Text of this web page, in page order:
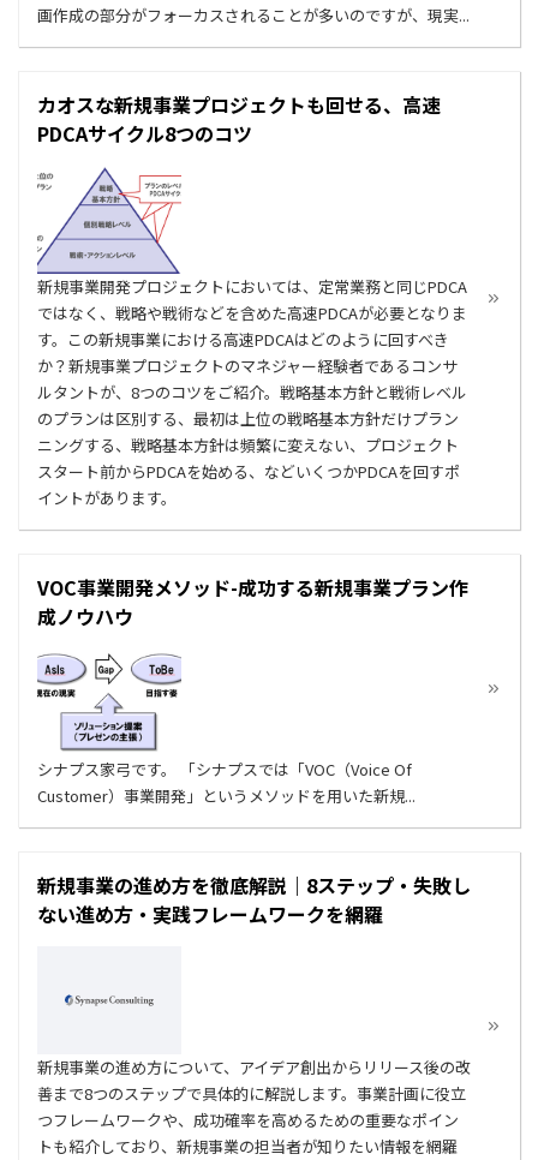
画作成の部分がフォーカスされることが多いのですが、現実...
カオスな新規事業プロジェクトも回せる、高速
PDCAサイクル8つのコツ
新規事業開発プロジェクトにおいては、定常業務と同じPDCA
ではなく、戦略や戦術などを含めた高速PDCAが必要となりま
す。この新規事業における高速PDCAはどのように回すべき
か？新規事業プロジェクトのマネジャー経験者であるコンサ
ルタントが、8つのコツをご紹介。戦略基本方針と戦術レベル
のプランは区別する、最初は上位の戦略基本方針だけプラン
ニングする、戦略基本方針は頻繁に変えない、プロジェクト
スタート前からPDCAを始める、などいくつかPDCAを回すポ
イントがあります。
VOC事業開発メソッド-成功する新規事業プラン作
成ノウハウ
シナプス家弓です。 「シナプスでは「VOC（Voice Of
Customer）事業開発」というメソッドを用いた新規...
新規事業の進め方を徹底解説｜8ステップ・失敗し
ない進め方・実践フレームワークを網羅
新規事業の進め方について、アイデア創出からリリース後の改
善まで8つのステップで具体的に解説します。事業計画に役立
つフレームワークや、成功確率を高めるための重要なポイン
トも紹介しており、新規事業の担当者が知りたい情報を網羅